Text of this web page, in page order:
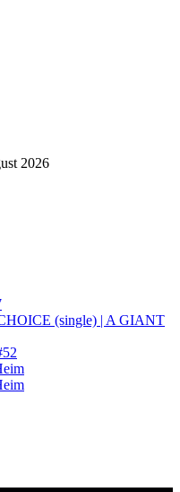
2026
(single) | A GIANT